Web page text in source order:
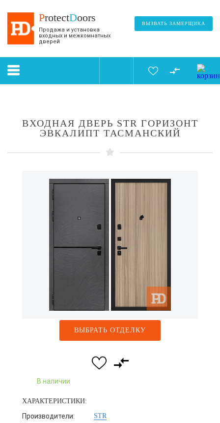
ProtectDoors
Продажа и установка
входных и межкомнатных
дверей
ВЫЗВАТЬ ЗАМЕРЩИКА
ВХОДНАЯ ДВЕРЬ STR ГОРИЗОНТ
ЭВКАЛИПТ ТАСМАНСКИЙ
ВЫБРАТЬ ОТДЕЛКУ
В наличии
ХАРАКТЕРИСТИКИ:
Производители: STR